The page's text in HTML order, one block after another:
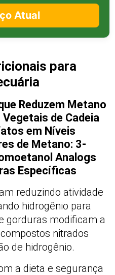
Atual
para
Reduzem Metano
Vegetais de Cadeia
em Níveis
de Metano: 3-
Analogs
Específicas
reduzindo atividade
hidrogênio para
gorduras modificam a
nitrados
de hidrogênio.
a dieta e segurança